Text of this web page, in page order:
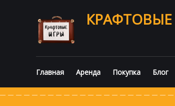
Главная Аренда Покупка Блог